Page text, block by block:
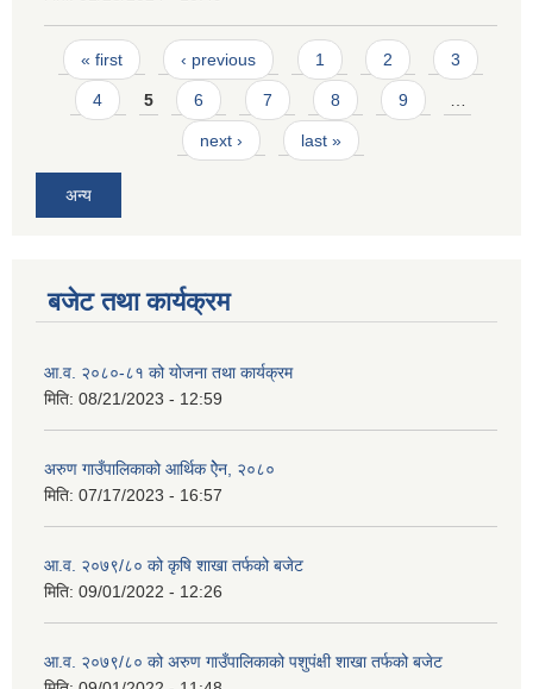
Pages
« first ‹ previous 1 2 3
4 5 6 7 8 9
next › last »
अन्य
बजेट तथा कार्यक्रम
आ.व. २०८०-८१ को योजना तथा कार्यक्रम
मिति: 08/21/2023 - 12:59
अरुण गाउँपालिकाको आर्थिक ऐेन, २०८०
मिति: 07/17/2023 - 16:57
आ.व. २०७९/८० को कृषि शाखा तर्फको बजेट
मिति: 09/01/2022 - 12:26
आ.व. २०७९/८० को अरुण गाउँपालिकाको पशुपंक्षी शाखा तर्फको बजेट